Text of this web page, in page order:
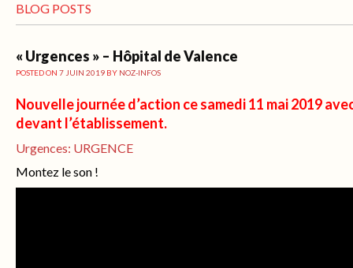
BLOG POSTS
« Urgences » – Hôpital de Valence
POSTED ON 7 JUIN 2019 BY NOZ-INFOS
Nouvelle journée d’action ce samedi 11 mai 2019
devant l’établissement.
Urgences: URGENCE
Montez le son !